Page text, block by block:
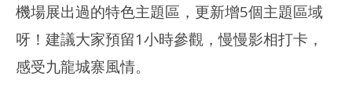
機場展出過的特色主題區，更新增5個主題區域
呀！建議大家預留1小時參觀，慢慢影相打卡，
感受九龍城寨風情。